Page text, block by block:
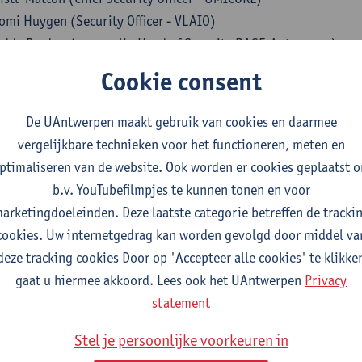
Huygen (Security Officer - VLAIO)
Pardon (voormalig Head of Security BASF-Antwerpen)
Eerdekens (Dir Risicobeheersing - Mensura)
Ooghe (HSE Manager - Unilin)
Hardyns (UAntwerpen)
Master Veiligheidswetenschappen: hoe theorie en
en Anne Bergmans (UAntwerpen)
Wat na deze opleiding? Alumni(werking) in de kijker
Bevers (preventiemedewerker - CEPA)
Cookie consent
De UAntwerpen maakt gebruik van cookies en daarmee
vergelijkbare technieken voor het functioneren, meten en
van de website. Ook worden er cookies geplaatst
b.v. YouTubefilmpjes te kunnen tonen en voor
Deze laatste categorie betreffen de
Uw internetgedrag kan worden gevolgd door middel
tracking cookies Door op 'Accepteer alle cookies' te
gaat u hiermee akkoord. Lees ook het UAntwerpen Privacy
statement
Stel je persoonlijke voorkeuren in